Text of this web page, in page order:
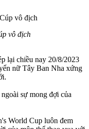
vô địch
lại chiều nay 20/8/2023
nữ Tây Ban Nha xứng
sự mong đợi của
World Cup luôn đem